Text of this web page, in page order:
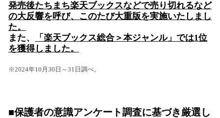
発売後たちまち楽天ブックスなどで売り切れるなど
の大反響を呼び、このたび大重版を実施いたしまし
た。
また、
「 楽天ブックス総合＞本ジャンル」では1位
を獲得しました。
※2024年10月30日～31日調べ。
■保護者の意識アンケート調査に基づき厳選し